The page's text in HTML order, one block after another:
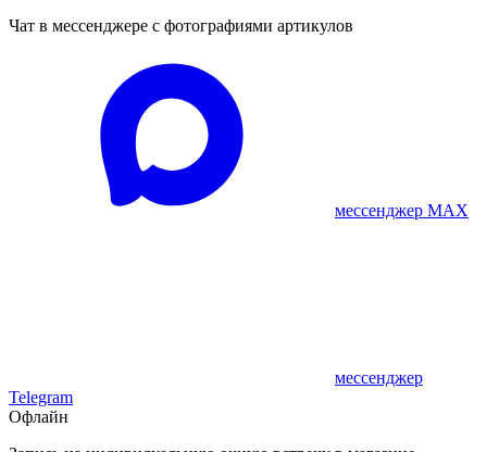
Чат в мессенджере с фотографиями артикулов
мессенджер MAX
мессенджер
Telegram
Офлайн